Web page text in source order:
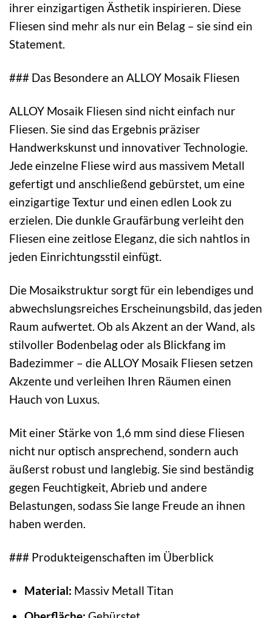
ihrer einzigartigen Ästhetik inspirieren. Diese
Fliesen sind mehr als nur ein Belag – sie sind ein
Statement.
### Das Besondere an ALLOY Mosaik Fliesen
ALLOY Mosaik Fliesen sind nicht einfach nur
Fliesen. Sie sind das Ergebnis präziser
Handwerkskunst und innovativer Technologie.
Jede einzelne Fliese wird aus massivem Metall
gefertigt und anschließend gebürstet, um eine
einzigartige Textur und einen edlen Look zu
erzielen. Die dunkle Graufärbung verleiht den
Fliesen eine zeitlose Eleganz, die sich nahtlos in
jeden Einrichtungsstil einfügt.
Die Mosaikstruktur sorgt für ein lebendiges und
abwechslungsreiches Erscheinungsbild, das jeden
Raum aufwertet. Ob als Akzent an der Wand, als
stilvoller Bodenbelag oder als Blickfang im
Badezimmer – die ALLOY Mosaik Fliesen setzen
Akzente und verleihen Ihren Räumen einen
Hauch von Luxus.
Mit einer Stärke von 1,6 mm sind diese Fliesen
nicht nur optisch ansprechend, sondern auch
äußerst robust und langlebig. Sie sind beständig
gegen Feuchtigkeit, Abrieb und andere
Belastungen, sodass Sie lange Freude an ihnen
haben werden.
### Produkteigenschaften im Überblick
Material: Massiv Metall Titan